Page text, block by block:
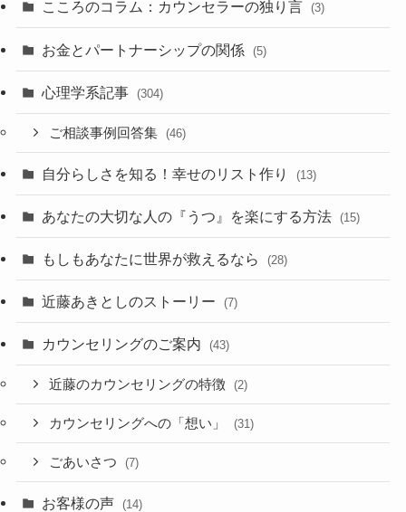
こころのコラム：カウンセラーの独り言 (3)
お金とパートナーシップの関係 (5)
心理学系記事 (304)
ご相談事例回答集 (46)
自分らしさを知る！幸せのリスト作り (13)
あなたの大切な人の『うつ』を楽にする方法 (15)
もしもあなたに世界が救えるなら (28)
近藤あきとしのストーリー (7)
カウンセリングのご案内 (43)
近藤のカウンセリングの特徴 (2)
カウンセリングへの「想い」 (31)
ごあいさつ (7)
お客様の声 (14)